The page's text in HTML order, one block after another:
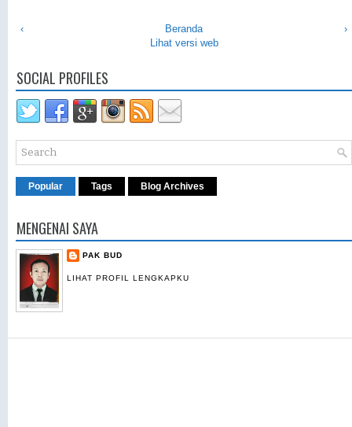
‹ ›
Beranda
Lihat versi web
SOCIAL PROFILES
Popular Tags Blog Archives
MENGENAI SAYA
PAK BUD
LIHAT PROFIL LENGKAPKU